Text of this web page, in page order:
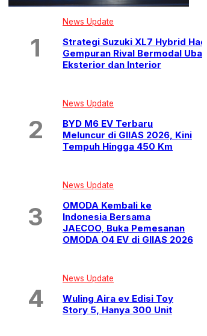
News Update
Strategi Suzuki XL7 Hybrid
Gempuran Rival Bermodal
Eksterior dan Interior
News Update
BYD M6 EV Terbaru
Meluncur di GIIAS 2026, Kini
Tempuh Hingga 450 Km
News Update
OMODA Kembali ke
Indonesia Bersama
JAECOO, Buka Pemesanan
OMODA O4 EV di GIIAS 2026
News Update
Wuling Aira ev Edisi Toy
Story 5, Hanya 300 Unit